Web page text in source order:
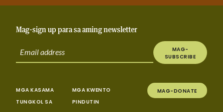
Mag-sign up para sa aming newsletter
MAG-
SUBSCRIBE
MGA KASAMA
TUNGKOL SA
MGA KWENTO
PINDUTIN
MAG-DONATE